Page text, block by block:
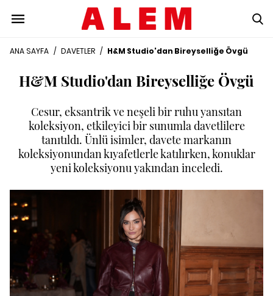
ANA SAYFA / DAVETLER / H&M Studio'dan Bireyselliğe Övgü
H&M Studio'dan Bireyselliğe Övgü
Cesur, eksantrik ve neşeli bir ruhu yansıtan
koleksiyon, etkileyici bir sunumla davetlilere
tanıtıldı. Ünlü isimler, davete markanın
koleksiyonundan kıyafetlerle katılırken, konuklar
yeni koleksiyonu yakından inceledi.